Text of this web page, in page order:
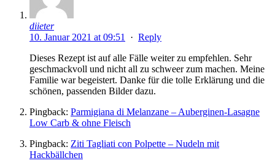
diieter
10. Januar 2021 at 09:51
· Reply
Dieses Rezept ist auf alle Fälle weiter zu empfehlen. Sehr
geschmackvoll und nicht all zu schweer zum machen. Meine
Familie war begeistert. Danke für die tolle Erklärung und die
schönen, passenden Bilder dazu.
Pingback: Parmigiana di Melanzane – Auberginen-Lasagne
Low Carb & ohne Fleisch
Pingback: Ziti Tagliati con Polpette – Nudeln mit
Hackbällchen